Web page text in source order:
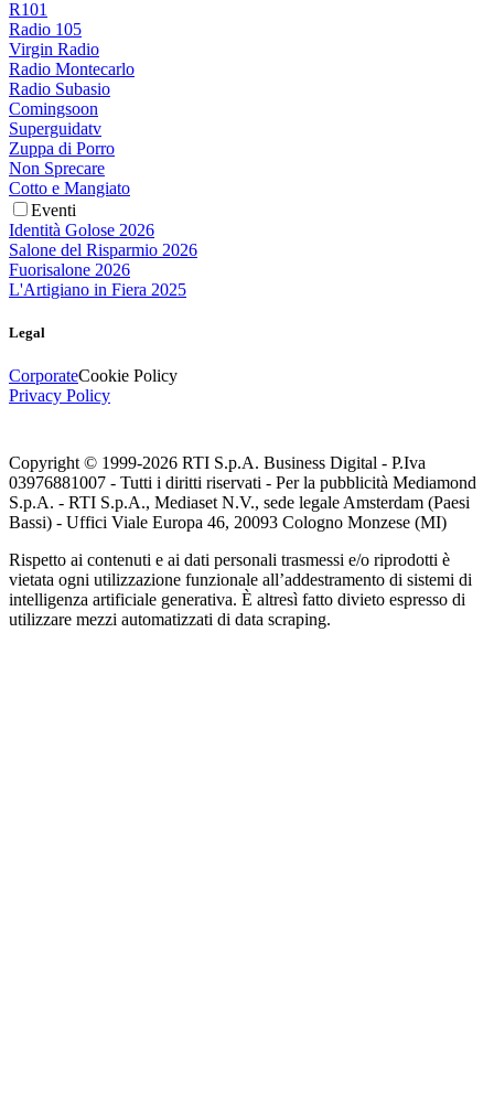
R101
Radio 105
Virgin Radio
Radio Montecarlo
Radio Subasio
Comingsoon
Superguidatv
Zuppa di Porro
Non Sprecare
Cotto e Mangiato
Eventi
Identità Golose 2026
Salone del Risparmio 2026
Fuorisalone 2026
L'Artigiano in Fiera 2025
Legal
CorporateCookie Policy
Privacy Policy
Copyright © 1999-2026 RTI S.p.A. Business Digital - P.Iva
03976881007 - Tutti i diritti riservati - Per la pubblicità Mediamond
S.p.A. - RTI S.p.A., Mediaset N.V., sede legale Amsterdam (Paesi
Bassi) - Uffici Viale Europa 46, 20093 Cologno Monzese (MI)
Rispetto ai contenuti e ai dati personali trasmessi e/o riprodotti è
vietata ogni utilizzazione funzionale all’addestramento di sistemi di
intelligenza artificiale generativa. È altresì fatto divieto espresso di
utilizzare mezzi automatizzati di data scraping.